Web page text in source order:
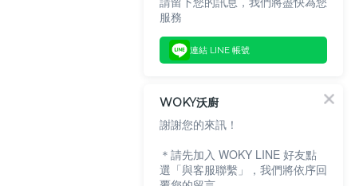
服務
連結 LINE 帳號
WOKY沃廚
謝謝您的來訊！
＊請先加入 WOKY LINE 好友點
選「與客服聯繫」，我們將依序回